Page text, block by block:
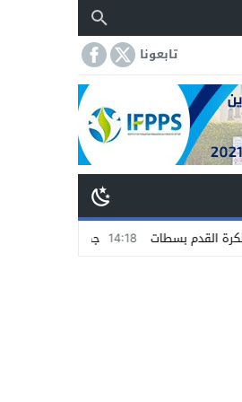
تابعونا
14:18 جمعية تجار الشاوية بسطات تستنكر